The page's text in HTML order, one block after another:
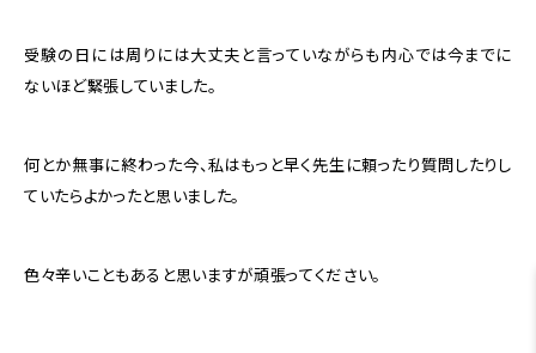
受験の日には周りには大丈夫と言っていながらも内心では今までに
ないほど緊張していました。
何とか無事に終わった今、私はもっと早く先生に頼ったり質問したりし
ていたらよかったと思いました。
色々辛いこともあると思いますが頑張ってください。